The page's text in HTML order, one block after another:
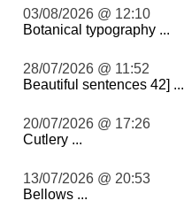
03/08/2026 @ 12:10
Botanical typography ...
28/07/2026 @ 11:52
Beautiful sentences 42] ...
20/07/2026 @ 17:26
Cutlery ...
13/07/2026 @ 20:53
Bellows ...